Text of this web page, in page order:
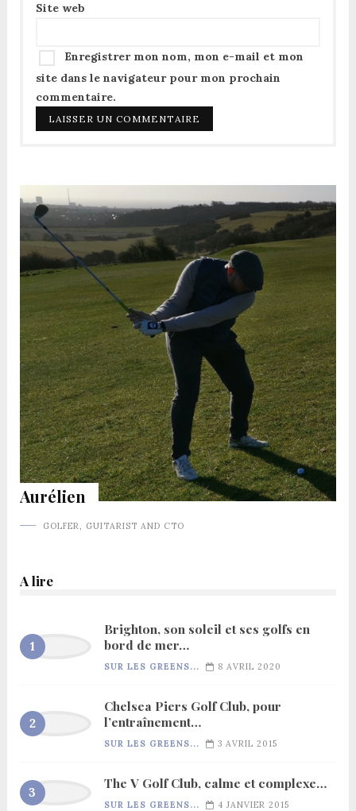
Site web
Enregistrer mon nom, mon e-mail et mon
site dans le navigateur pour mon prochain
commentaire.
Aurélien
GOLFER, GUITARIST AND CTO
A lire
Brighton, son soleil et ses golfs en
bord de mer…
SUR LES GREENS... 8 AVRIL 2020
Chelsea Piers Golf Club, pour
l’entraînement…
SUR LES GREENS... 3 AVRIL 2015
The V Golf Club, calme et complexe…
SUR LES GREENS... 4 JANVIER 2015